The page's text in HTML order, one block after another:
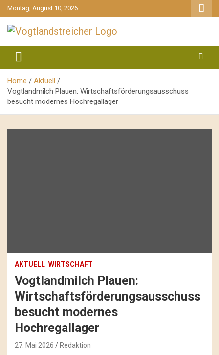
gehe
zum
Inhalt
Montag, August 10, 2026
Vogtlandstreicher
Home
Aktuell
Vogtlandmilch Plauen: Wirtschaftsförderungsausschuss
besucht modernes Hochregallager
AKTUELL WIRTSCHAFT
Vogtlandmilch Plauen:
Wirtschaftsförderungsausschuss
besucht modernes
Hochregallager
27. Mai 2026 Redaktion